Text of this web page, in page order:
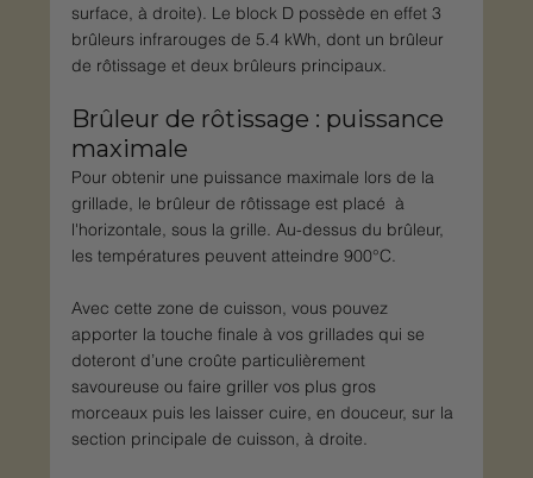
surface, à droite). Le block D possède en effet 3
brûleurs infrarouges de 5.4 kWh, dont un brûleur
de rôtissage et deux brûleurs principaux.
Brûleur de rôtissage : puissance
maximale
Pour obtenir une puissance maximale lors de la
grillade, le brûleur de rôtissage est placé  à
l'horizontale, sous la grille. Au-dessus du brûleur,
les températures peuvent atteindre 900°C.
Avec cette zone de cuisson, vous pouvez
apporter la touche finale à vos grillades qui se
doteront d’une croûte particulièrement
savoureuse ou faire griller vos plus gros
morceaux puis les laisser cuire, en douceur, sur la
section principale de cuisson, à droite.